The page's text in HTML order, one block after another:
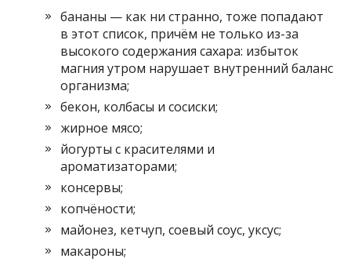
бананы — как ни странно, тоже попадают
в этот список, причём не только из-за
высокого содержания сахара: избыток
магния утром нарушает внутренний баланс
организма;
бекон, колбасы и сосиски;
жирное мясо;
йогурты с красителями и
ароматизаторами;
консервы;
копчёности;
майонез, кетчуп, соевый соус, уксус;
макароны;